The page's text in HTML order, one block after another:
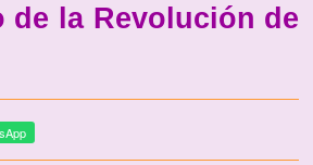
de la Revolución de